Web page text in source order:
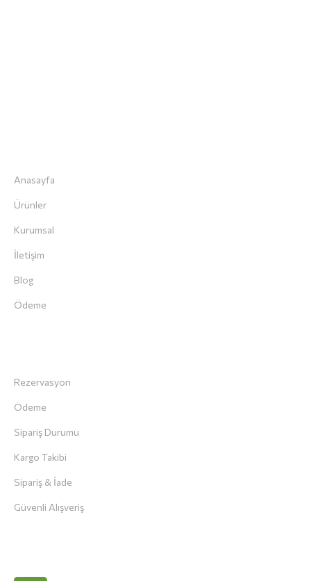
Anasayfa
Ürünler
Kurumsal
İletişim
Blog
Ödeme
Rezervasyon
Ödeme
Sipariş Durumu
Kargo Takibi
Sipariş & İade
Güvenli Alışveriş